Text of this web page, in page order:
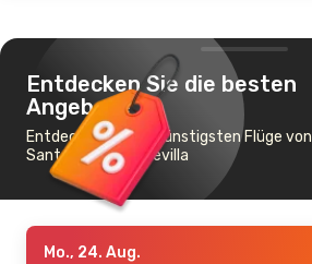
Entdecken Sie die besten
Angebote
Entdecken Sie die günstigsten Flüge von
Santander nach Sevilla
Mo., 24. Aug.